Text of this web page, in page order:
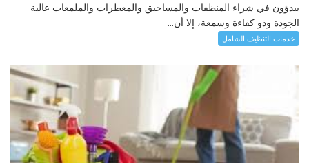
يبدؤون في شراء المنظفات والمساحيق والمعطرات والملمعات عالية
الجودة وذو كفاءة وسمعة، إلا أن...
خدمات التنظيف الشامل